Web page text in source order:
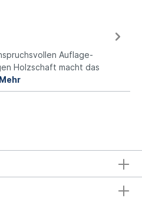
Auflage-
Holzschaft macht das
Mehr